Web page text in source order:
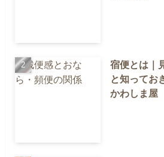
宿便とは｜
と知ってお
かわしま屋